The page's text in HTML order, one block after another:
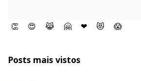
👏 😍 😹 🤗 ❤ 😻 😱
Posts mais vistos